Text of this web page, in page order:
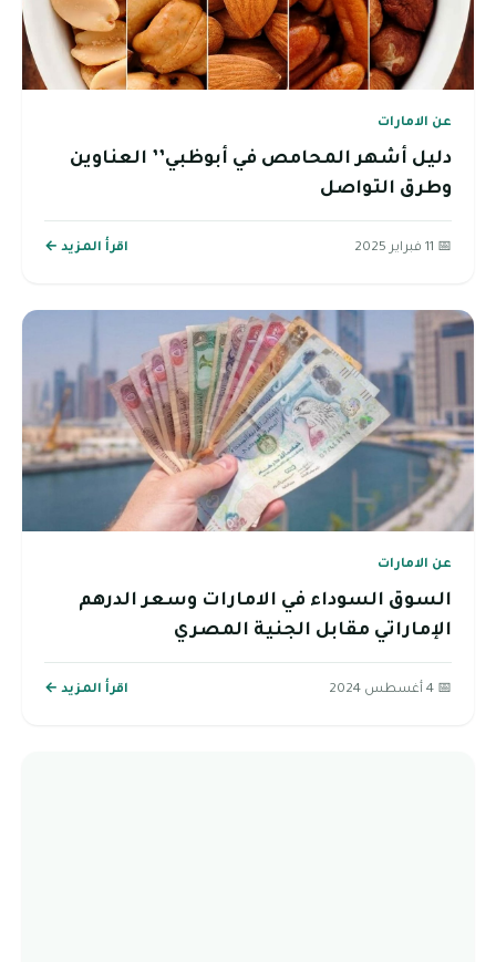
عن الامارات
دليل أشهر المحامص في أبوظبي’’ العناوين
وطرق التواصل
📅 11 فبراير 2025 اقرأ المزيد ←
عن الامارات
السوق السوداء في الامارات وسعر الدرهم
الإماراتي مقابل الجنية المصري
📅 4 أغسطس 2024 اقرأ المزيد ←